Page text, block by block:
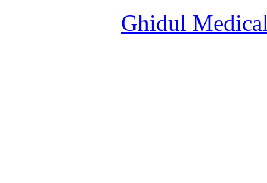
Ghidul